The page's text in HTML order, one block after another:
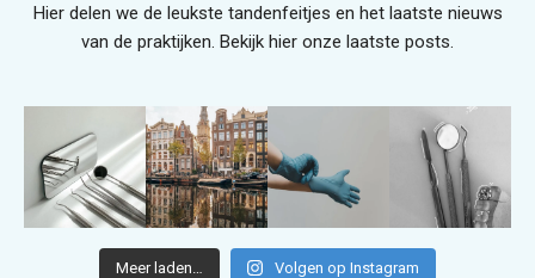
Hier delen we de leukste tandenfeitjes en het laatste nieuws
van de praktijken. Bekijk hier onze laatste posts.
Meer laden… Volgen op Instagram